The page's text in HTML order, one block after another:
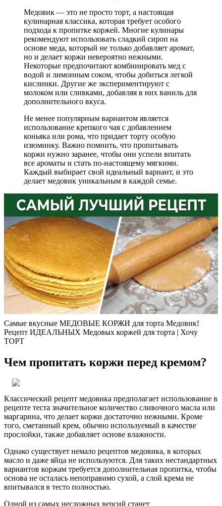
Медовик — это не просто торт, а настоящая
кулинарная классика, которая требует особого
подхода к пропитке коржей. Многие кулинары
рекомендуют использовать сладкий сироп на
основе меда, который не только добавляет аромат,
но и делает коржи невероятно нежными.
Некоторые предпочитают комбинировать мед с
водой и лимонным соком, чтобы добиться легкой
кислинки. Другие же экспериментируют с
молоком или сливками, добавляя в них ваниль для
дополнительного вкуса.
Не менее популярным вариантом является
использование крепкого чая с добавлением
коньяка или рома, что придает торту особую
изюминку. Важно помнить, что пропитывать
коржи нужно заранее, чтобы они успели впитать
все ароматы и стать по-настоящему мягкими.
Каждый выбирает свой идеальный вариант, и это
делает медовик уникальным в каждой семье.
Самые вкусные МЕДОВЫЕ КОРЖИ для торта Медовик!
Рецепт ИДЕАЛЬНЫХ Медовых коржей для торта | Хочу
ТОРТ
Чем пропитать коржи перед кремом?
Классический рецепт медовика предполагает использование в
рецепте теста значительное количество сливочного масла или
маргарина, что делает коржи достаточно нежными. Кроме
того, сметанный крем, обычно используемый в качестве
прослойки, также добавляет основе влажности.
Однако существует немало рецептов медовика, в которых
масло и даже яйца не используются. Для таких нестандартных
вариантов коржам требуется дополнительная пропитка, чтобы
основа не осталась непоправимо сухой, а слой крема не
впитывался в тесто полностью.
Одной из самых несложных версий станет